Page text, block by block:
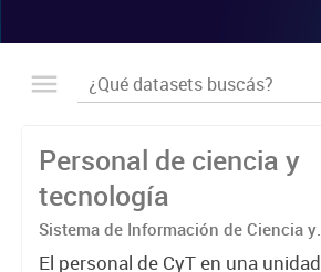
Personal de ciencia y
tecnología
Sistema de Información de Ciencia y
Tecnología Argentino (SICYTAR)
El personal de CyT en una unidad